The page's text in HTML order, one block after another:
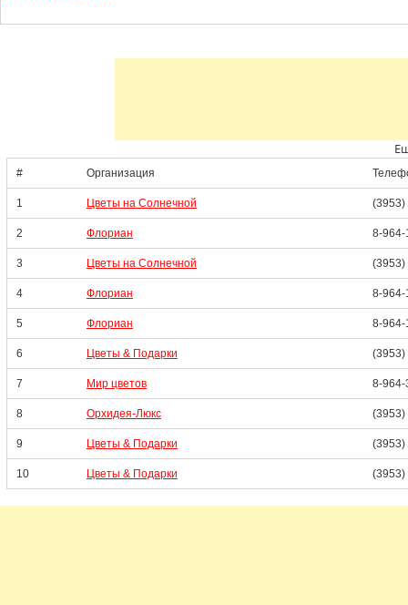
# Организация
1 Цветы на Солнечной (3953)
2 Флориан 8-964-
3 Цветы на Солнечной (3953)
4 Флориан 8-964-
5 Флориан 8-964-
6 Цветы & Подарки (3953)
7 Мир цветов 8-964-
8 Орхидея-Люкс (3953)
9 Цветы & Подарки (3953)
10 Цветы & Подарки (3953)